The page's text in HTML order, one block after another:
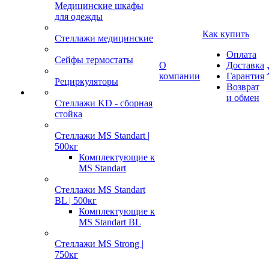
Медицинские шкафы
для одежды
Стеллажи медицинские
Сейфы термостаты
Рециркуляторы
Стеллажи KD - сборная
стойка
Стеллажи MS Standart |
500кг
Комплектующие к
MS Standart
Стеллажи MS Standart
BL | 500кг
Комплектующие к
MS Standart BL
Стеллажи MS Strong |
750кг
О
компании
Как купить
Оплата
Доставка
Гарантия
Возврат
и обмен